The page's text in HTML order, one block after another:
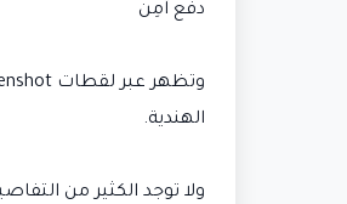
دفع آمِن
الهندية.
ولا توجد الكثير من